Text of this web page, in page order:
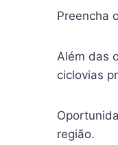
Preencha
Além das
ciclovias
região.